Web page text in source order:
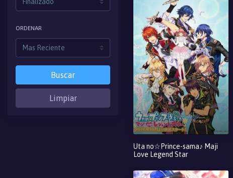
ORDENAR
Buscar
Limpiar
Uta no☆Prince-sama♪ Maji
Love Legend Star